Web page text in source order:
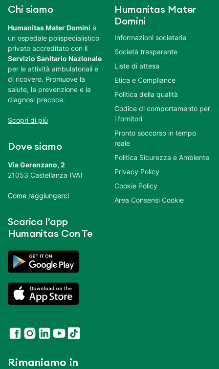
Chi siamo
Humanitas Mater Domini è
un ospedale polispecialistico
privato accreditato con il
Servizio Sanitario Nazionale
per le attività ambulatoriali e
di ricovero. Promuove la
salute, la prevenzione e la
diagnosi precoce.
Scopri di più
Dove siamo
Via Gerenzano, 2
21053 Castellanza (VA)
Come raggiungerci
Scarica l’app
Humanitas Con Te
Rimaniamo in
Humanitas Mater
Domini
Informazioni societarie
Società trasparente
Liste di attesa
Etica e Compliance
Politica della qualità
Codice di comportamento per
i fornitori
Pronto soccorso in tempo
reale
Politica Sicurezza e Ambiente
Privacy Policy
Cookie Policy
Area Consensi Cookie